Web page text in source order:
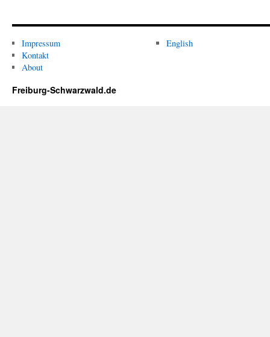
Impressum
Kontakt
About
English
Freiburg-Schwarzwald.de